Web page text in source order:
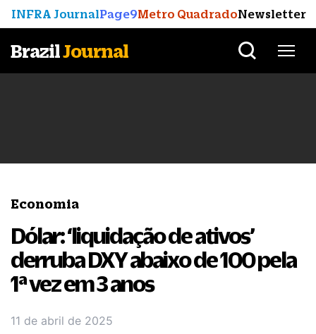
INFRA JournalPage9Metro QuadradoNewsletter
BrazilJournal
Economia
Dólar: ‘liquidação de ativos’
derruba DXY abaixo de 100 pela
1ª vez em 3 anos
11 de abril de 2025